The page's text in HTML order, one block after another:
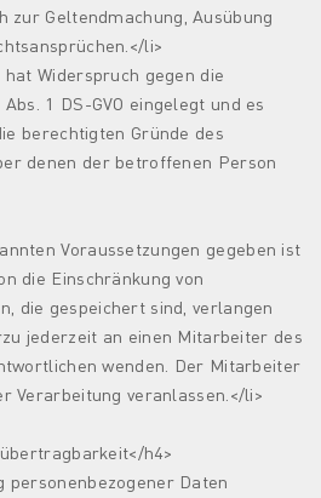
zur Geltendmachung, Ausübung
li>
Widerspruch gegen die
1 DS-GVO eingelegt und es
berechtigten Gründe des
denen der betroffenen Person
Voraussetzungen gegeben ist
die Einschränkung von
die gespeichert sind, verlangen
jederzeit an einen Mitarbeiter des
wenden. Der Mitarbeiter
Verarbeitung veranlassen.</li>
h4>
personenbezogener Daten